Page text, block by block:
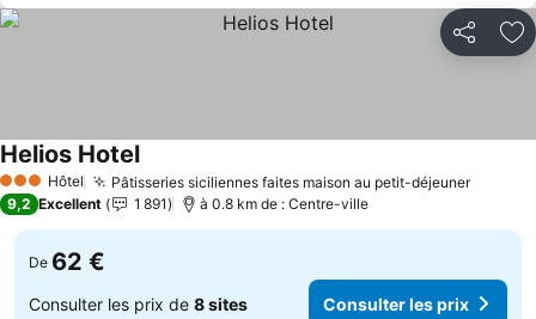
Partager
3 ÉtoilesHôtel Pâtisseries siciliennes faites maison au petit-déjeuner
Helios HotelConsulter les prix
9,2 Excellent 1 891 à 0.8 km de : Centre-ville
De 62 €
Consulter les prix de 8 sites Consulter les prix